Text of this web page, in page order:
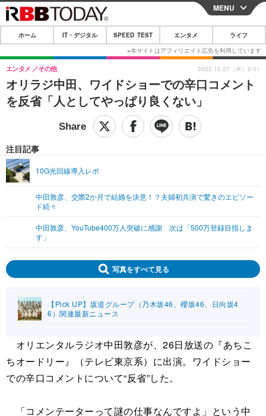
CLOSE
ホーム
IT・デジタル
IT・デジタルTOP スマートフォン
ガジェット・ツール
その他
SPEED TEST
映画・ドラマ
グラビア
ショッピング その他
ライフTOP
その他
リリース一覧
MENU
ホーム IT・デジタル SPEED TEST エンタメ ライフ
オリラジ中田、ワイドショーでの辛口コメント
を反省「人としてやっぱり良くない」
エンタメ その他
注目記事
10G光回線導入レポ
中田敦彦、交際2か月で結婚を決意！？夫婦初共演で驚きのエピソー
ド続々
中田敦彦、YouTube400万人突破に感謝 次は「500万登録目指しま
す」
2022.10.27（木）9:01
写真をすべて見る
【Pick UP】坂道グループ（乃木坂46、櫻坂46、日向坂4
6）関連最新ニュース
オリエンタルラジオ中田敦彦が、26日放送の『あちこ
ちオードリー』（テレビ東京系）に出演。ワイドショー
での辛口コメントについて“反省”した。
「コメンテーターって謎の仕事なんですよ」という中